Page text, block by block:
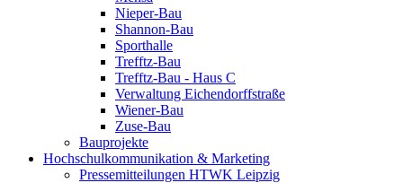
Nieper-Bau
Shannon-Bau
Sporthalle
Trefftz-Bau
Trefftz-Bau - Haus C
Verwaltung Eichendorffstraße
Wiener-Bau
Zuse-Bau
Bauprojekte
Hochschulkommunikation & Marketing
Pressemitteilungen HTWK Leipzig